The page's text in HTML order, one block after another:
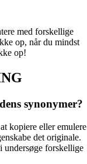
med forskellige
op, når du mindst
op!
synonymer?
kopiere eller emulere
det originale.
undersøge forskellige